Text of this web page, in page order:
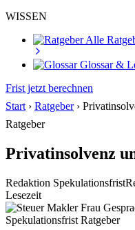
WISSEN
Alle
Glossar &
Frist jetzt berechnen
Start › Ratgeber ›
Ratgeber
Privatinsolvenz
Redaktion
Lesezeit